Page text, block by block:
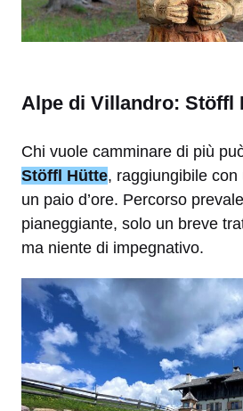
Alpe di Villandro: Stöffl
Chi vuole camminare di più
Stöffl Hütte, raggiungibile
un paio d’ore. Percorso
pianeggiante, solo un breve
ma niente di impegnativo.